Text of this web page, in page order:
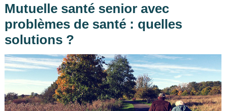
Mutuelle santé senior avec
problèmes de santé : quelles
solutions ?